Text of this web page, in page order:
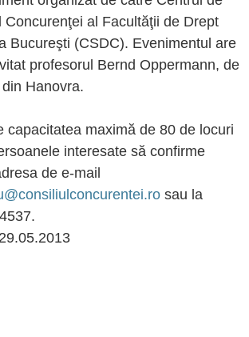
Concurenţei al Facultăţii de Drept
Bucureşti (CSDC). Evenimentul are
profesorul Bernd Oppermann, de
Hanovra.
capacitatea maximă de 80 de locuri
interesate să confirme
de e-mail
sau la